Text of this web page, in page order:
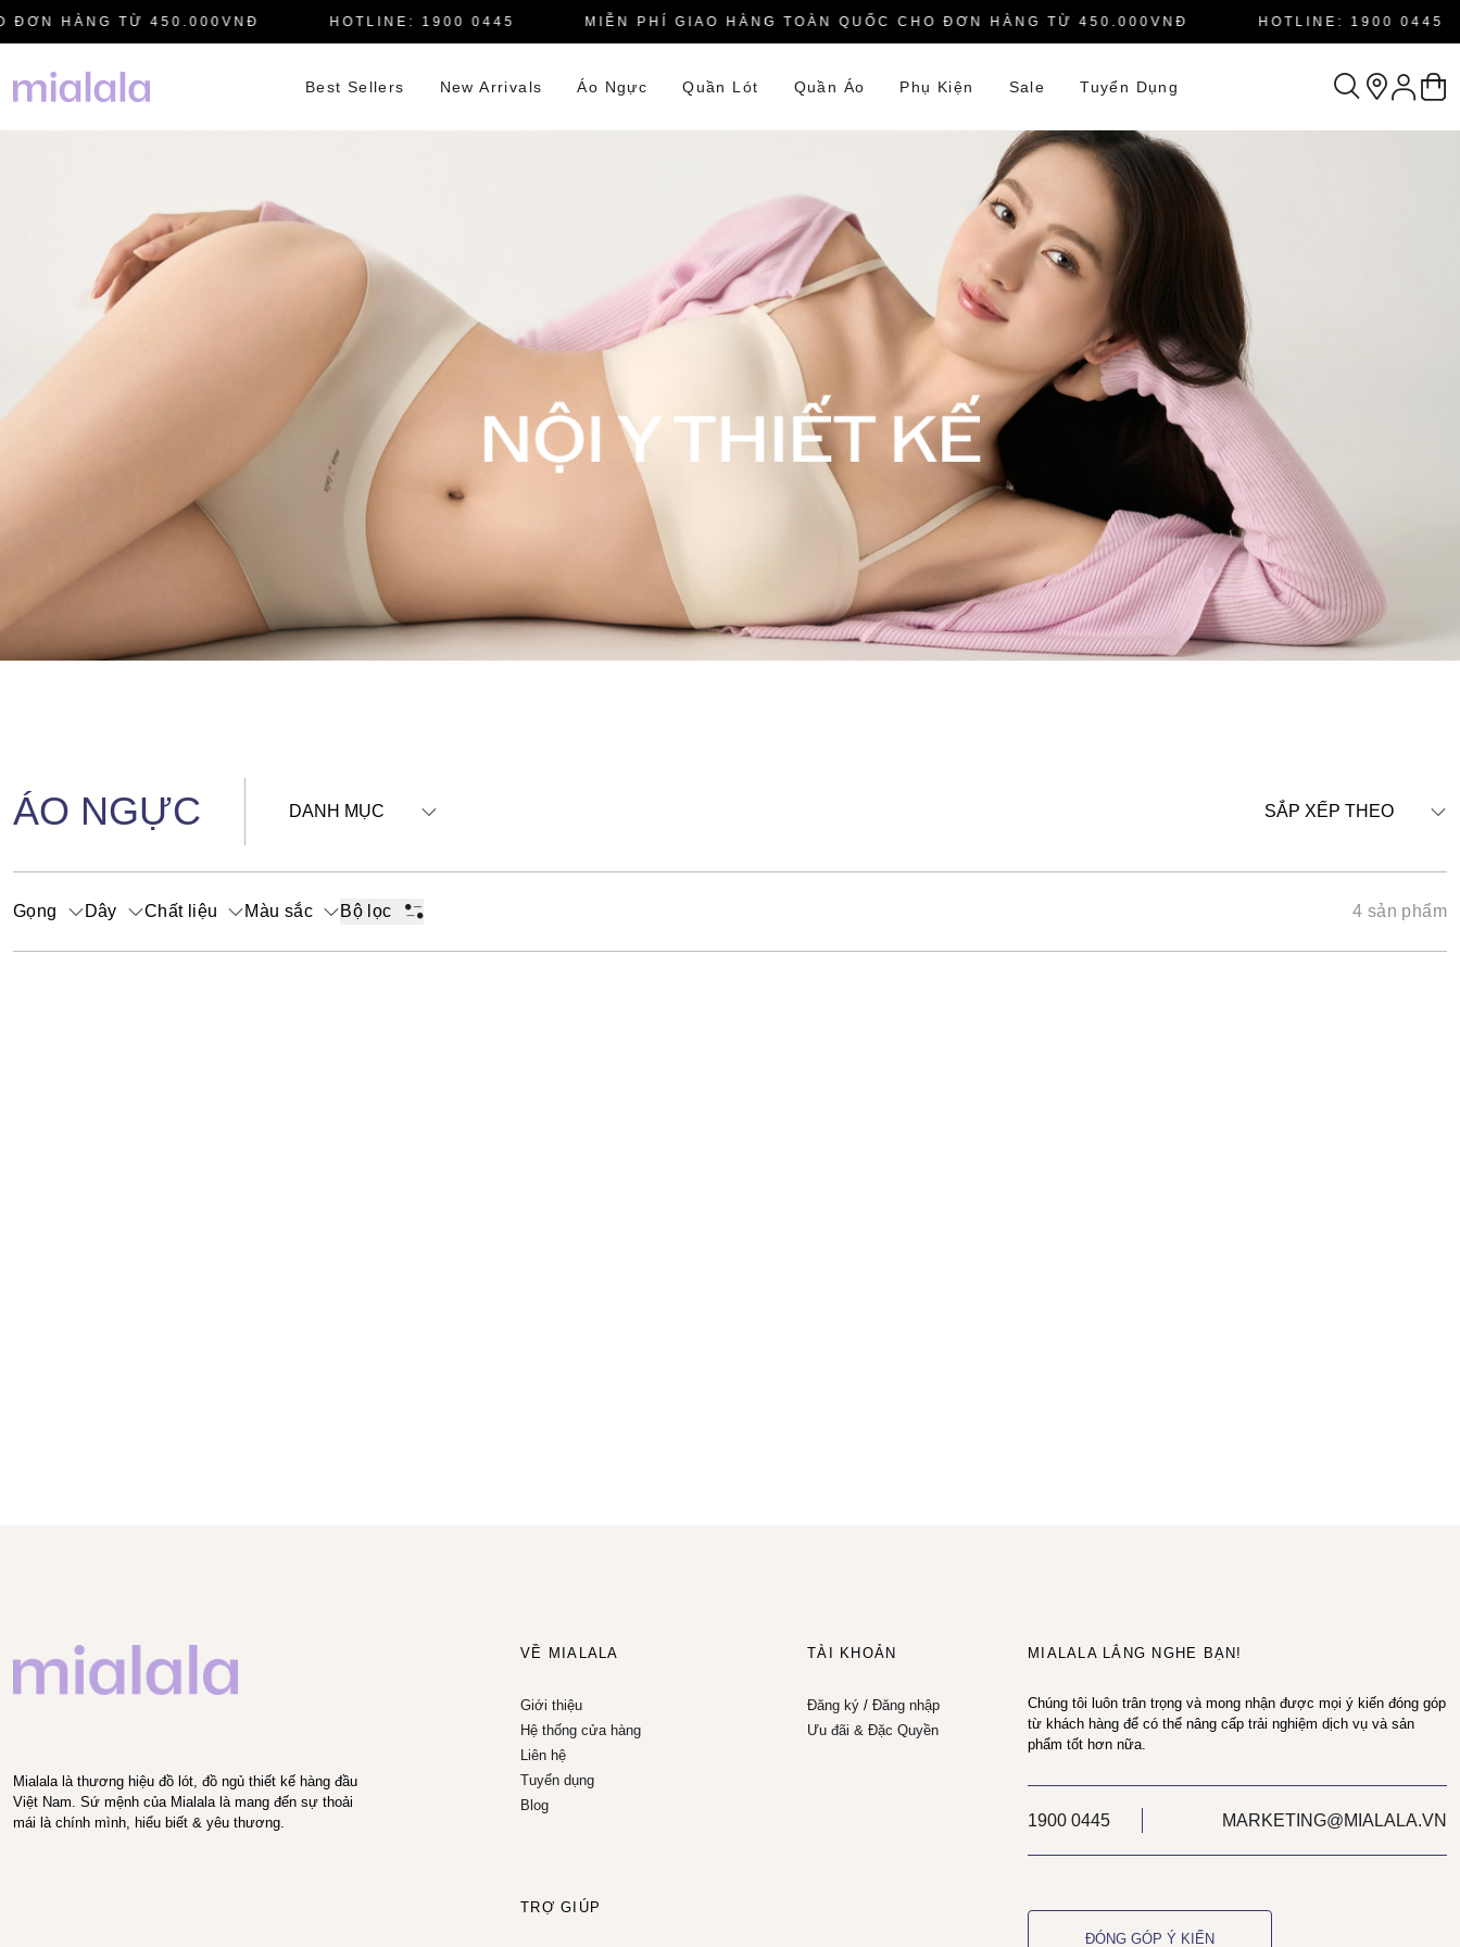
HÀNG TỪ 450.000VNĐ HOTLINE: 1900 0445 MIỄN PHÍ GIAO HÀNG TOÀN QUỐC CHO ĐƠN HÀNG TỪ 450.000VNĐ HOTLINE: 1900 0445
Best Sellers New Arrivals Áo Ngực Quần Lót Quần Áo Phụ Kiện Sale Tuyển Dụng
ÁO NGỰC DANH MỤC SẮP XẾP THEO
Gọng Dây Chất liệu Màu sắc Bộ lọc 4 sản phẩm
Mialala là thương hiệu đồ lót, đồ ngủ thiết kế hàng đầu
Việt Nam. Sứ mệnh của Mialala là mang đến sự thoải
mái là chính mình, hiểu biết & yêu thương.
VỀ MIALALA
Giới thiệu
Hệ thống cửa hàng
Liên hệ
Tuyển dụng
Blog
TÀI KHOẢN
Đăng ký/ Đăng nhập
Ưu đãi & Đặc Quyền
TRỢ GIÚP
MIALALA LẮNG NGHE BẠN!
Chúng tôi luôn trân trọng và mong nhận được mọi ý kiến đóng góp
từ khách hàng để có thể nâng cấp trải nghiệm dịch vụ và sản
phẩm tốt hơn nữa.
1900 0445 MARKETING@MIALALA.VN
ĐÓNG GÓP Ý KIẾN